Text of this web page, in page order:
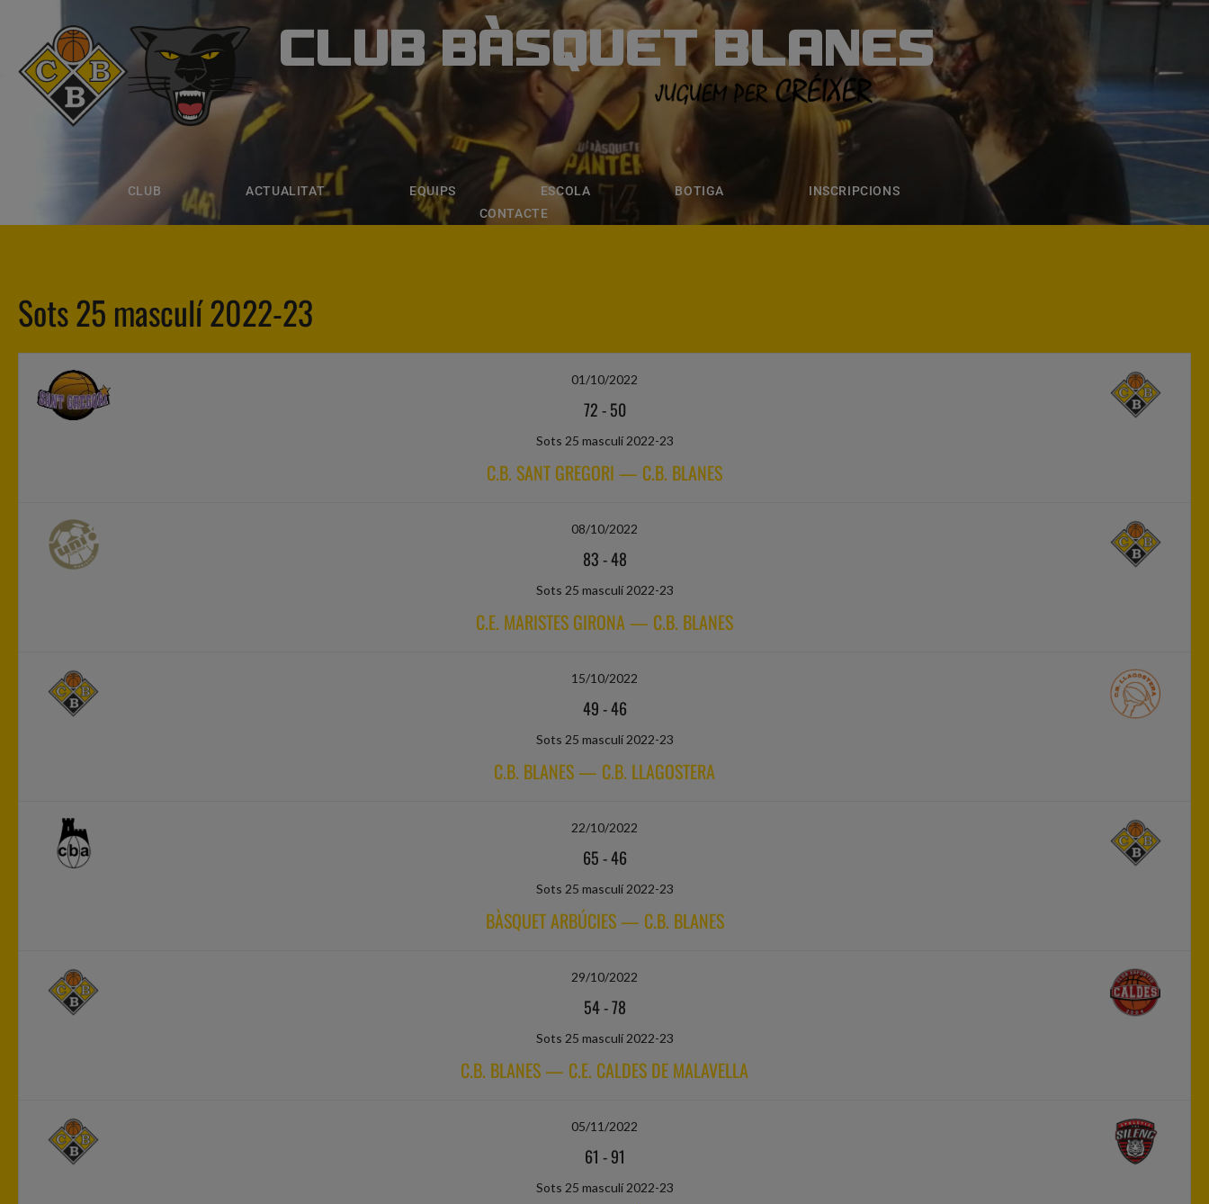
CLUB BÀSQUET BLANES
CLUB ACTUALITAT EQUIPS ESCOLA BOTIGA
INSCRIPCIONS
CONTACTE
CLUB BÀSQUET BLANES
ACTUALITAT ESCOLA BOTIGA INSCRIPCIONS
Sots 25 masculí 2022-23
01/10/2022
72-50
Sots 25 masculí 2022-23
C.B. SANT GREGORI — C.B. BLANES
08/10/2022
83-48
Sots 25 masculí 2022-23
C.E. MARISTES GIRONA — C.B. BLANES
15/10/2022
49-46
Sots 25 masculí 2022-23
C.B. BLANES — C.B. LLAGOSTERA
22/10/2022
65-46
Sots 25 masculí 2022-23
BÀSQUET ARBÚCIES — C.B. BLANES
29/10/2022
54-78
Sots 25 masculí 2022-23
C.B. BLANES — C.E. CALDES DE MALAVELLA
05/11/2022
61 -91
Sots 25 masculí 2022-23